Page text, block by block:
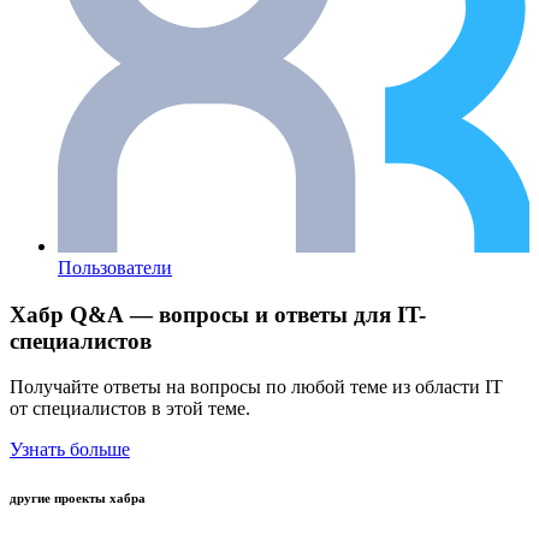
Пользователи
Хабр Q&A — вопросы и ответы для IT-
специалистов
Получайте ответы на вопросы по любой теме из области IT
от специалистов в этой теме.
Узнать больше
другие проекты хабра